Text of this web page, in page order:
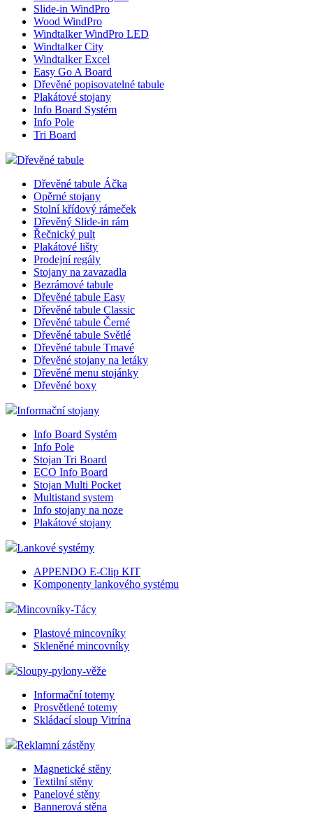
Slide-in WindPro
Wood WindPro
Windtalker WindPro LED
Windtalker City
Windtalker Excel
Easy Go A Board
Dřevěné popisovatelné tabule
Plakátové stojany
Info Board Systém
Info Pole
Tri Board
Dřevěné tabule
Dřevěné tabule Áčka
Opěrné stojany
Stolní křídový rámeček
Dřevěný Slide-in rám
Řečnický pult
Plakátové lišty
Prodejní regály
Stojany na zavazadla
Bezrámové tabule
Dřevěné tabule Easy
Dřevěné tabule Classic
Dřevěné tabule Černé
Dřevěné tabule Světlé
Dřevěné tabule Tmavé
Dřevěné stojany na letáky
Dřevěné menu stojánky
Dřevěné boxy
Informační stojany
Info Board Systém
Info Pole
Stojan Tri Board
ECO Info Board
Stojan Multi Pocket
Multistand system
Info stojany na noze
Plakátové stojany
Lankové systémy
APPENDO E-Clip KIT
Komponenty lankového systému
Mincovníky-Tácy
Plastové mincovníky
Skleněné mincovníky
Sloupy-pylony-věže
Informační totemy
Prosvětlené totemy
Skládací sloup Vitrína
Reklamní zástěny
Magnetické stěny
Textilní stěny
Panelové stěny
Bannerová stěna